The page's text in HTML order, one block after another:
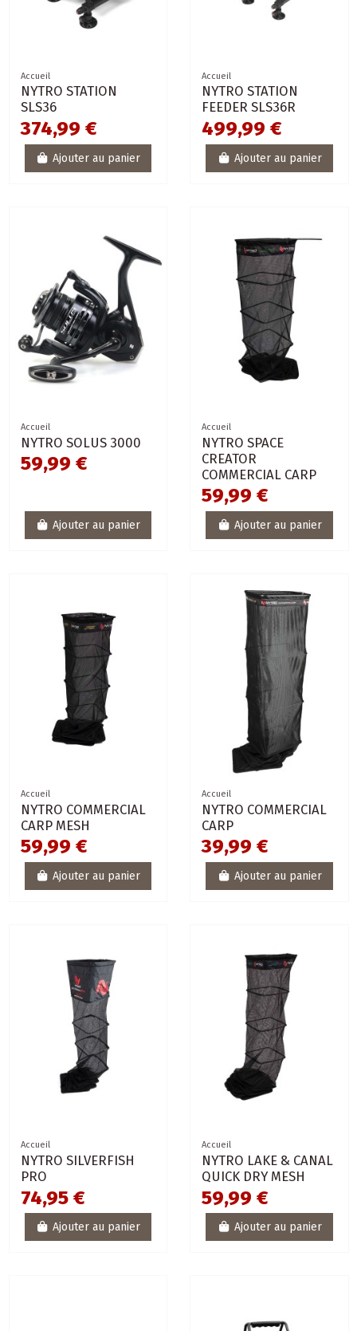
Accueil
NYTRO STATION
SLS36
374,99 €
Ajouter au panier
Accueil
NYTRO STATION
FEEDER SLS36R
499,99 €
Ajouter au panier
Accueil
NYTRO SOLUS 3000
59,99 €
Ajouter au panier
Accueil
NYTRO SPACE
CREATOR
COMMERCIAL CARP
59,99 €
Ajouter au panier
Accueil
NYTRO COMMERCIAL
CARP MESH
59,99 €
Ajouter au panier
Accueil
NYTRO COMMERCIAL
CARP
39,99 €
Ajouter au panier
Accueil
NYTRO SILVERFISH
PRO
74,95 €
Ajouter au panier
Accueil
NYTRO LAKE & CANAL
QUICK DRY MESH
59,99 €
Ajouter au panier